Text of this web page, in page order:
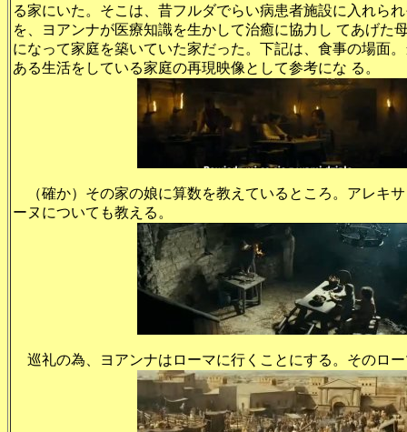
る家にいた。そこは、昔フルダでらい病患者施設に入れら
を、ヨアンナが医療知識を生かして治癒に協力し てあげた
になって家庭を築いていた家だった。下記は、食事の場面
ある生活をしている家庭の再現映像として参考にな る。
（確か）その家の娘に算数を教えているところ。アレキ
ーヌについても教える。
巡礼の為、ヨアンナはローマに行くことにする。そのロ